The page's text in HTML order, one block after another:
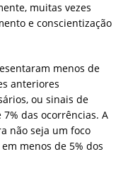
muitas vezes
e conscientização
menos de
anteriores
ou sinais de
das ocorrências. A
não seja um foco
menos de 5% dos